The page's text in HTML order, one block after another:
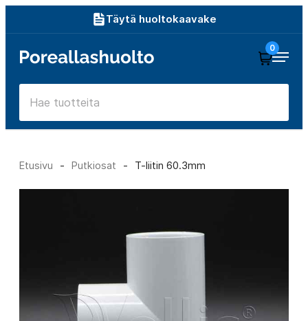
sisältöön
Täytä huoltokaavake
Poreallashuolto
0
Etusivu - Putkiosat - T-liitin 60.3mm